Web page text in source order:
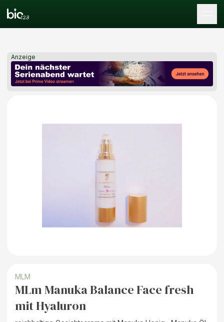
Anzeige
MLM
MLm Manuka Balance Face fresh
mit Hyaluron